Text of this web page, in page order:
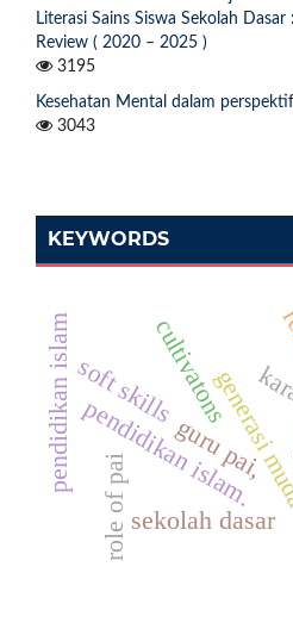
Literasi Sains Siswa Sekolah
Review ( 2020 – 2025 )
3195
Kesehatan Mental dalam
3043
KEYWORDS
guru pai,
pendidikan islam.
pendidikan islam
sekolah dasar
cultivatons
role of pai
soft skills